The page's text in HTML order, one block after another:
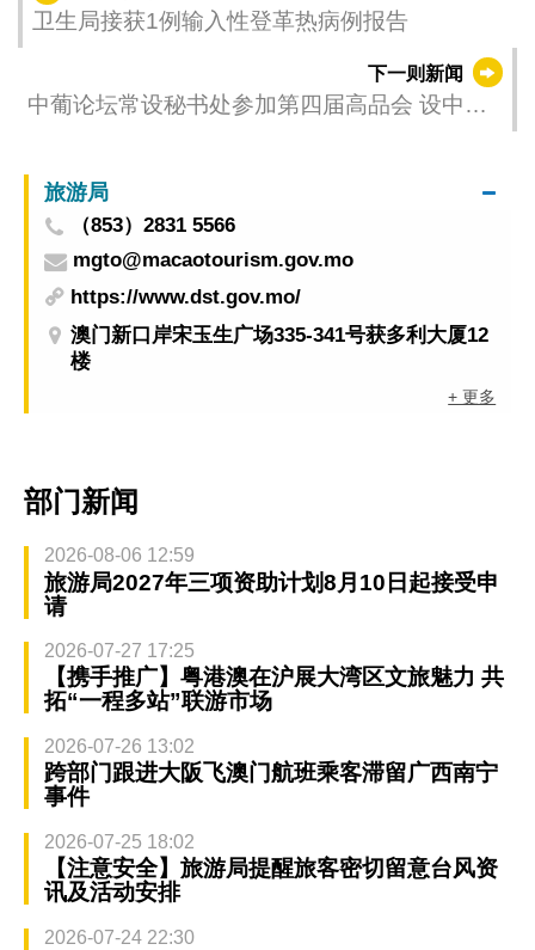
卫生局接获1例输入性登革热病例报告
下一则新闻
中葡论坛常设秘书处参加第四届高品会 设中国
旅游局
（853）2831 5566
mgto@macaotourism.gov.mo
https://www.dst.gov.mo/
澳门新口岸宋玉生广场335-341号获多利大厦12
楼
+ 更多
部门新闻
2026-08-06 12:59
旅游局2027年三项资助计划8月10日起接受申
请
2026-07-27 17:25
【携手推广】粤港澳在沪展大湾区文旅魅力 共
拓“一程多站”联游市场
2026-07-26 13:02
跨部门跟进大阪飞澳门航班乘客滞留广西南宁
事件
2026-07-25 18:02
【注意安全】旅游局提醒旅客密切留意台风资
讯及活动安排
2026-07-24 22:30